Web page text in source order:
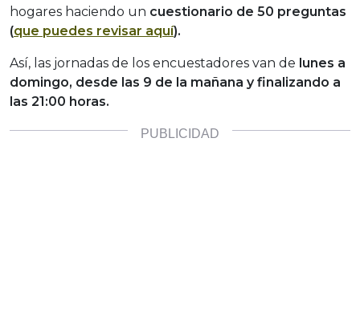
hogares haciendo un cuestionario de 50 preguntas
(que puedes revisar aquí).
Así, las jornadas de los encuestadores van de lunes a
domingo, desde las 9 de la mañana y finalizando a
las 21:00 horas.